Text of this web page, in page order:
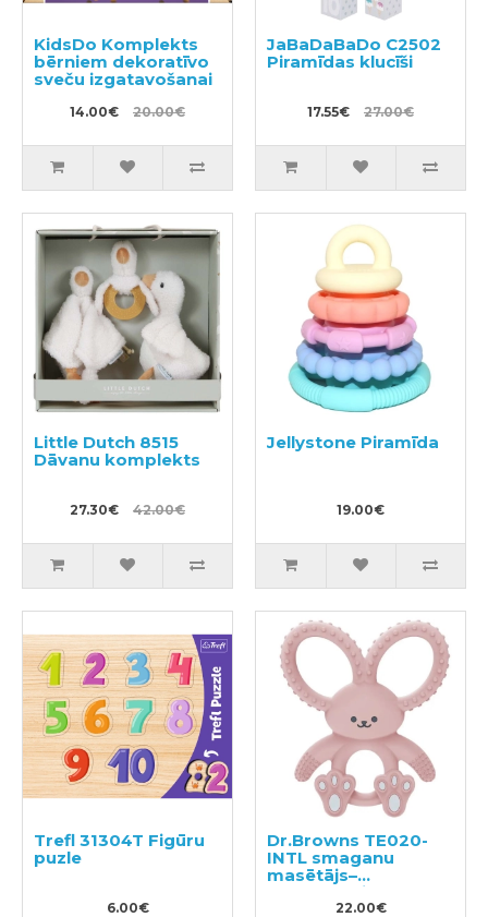
KidsDo Komplekts
bērniem dekoratīvo
sveču izgatavošanai
14.00€ 20.00€
JaBaDaBaDo C2502
Piramīdas klucīši
17.55€ 27.00€
Little Dutch 8515
Dāvanu komplekts
27.30€ 42.00€
Jellystone Piramīda
19.00€
Trefl 31304T Figūru
puzle
6.00€
Dr.Browns TE020-
INTL smaganu
masētājs–
zobgrauznis
22.00€